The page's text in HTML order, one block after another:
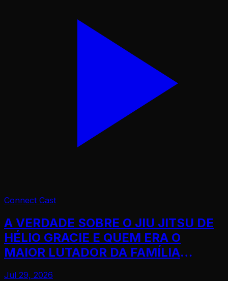
Connect Cast
A VERDADE SOBRE O JIU JITSU DE
HÉLIO GRACIE E QUEM ERA O
MAIOR LUTADOR DA FAMÍLIA
Jul 29, 2026